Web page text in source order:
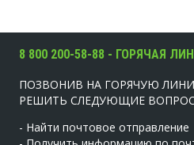
8 800 200-58-88 - ГОРЯЧАЯ
ПОЗВОНИВ НА ГОРЯЧУЮ
РЕШИТЬ СЛЕДУЮЩИЕ
- Найти почтовое отправление